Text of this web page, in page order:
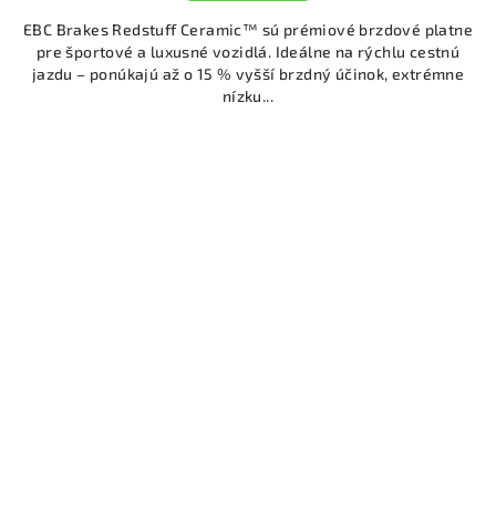
EBC Brakes Redstuff Ceramic™ sú prémiové brzdové platne
pre športové a luxusné vozidlá. Ideálne na rýchlu cestnú
jazdu – ponúkajú až o 15 % vyšší brzdný účinok, extrémne
nízku...